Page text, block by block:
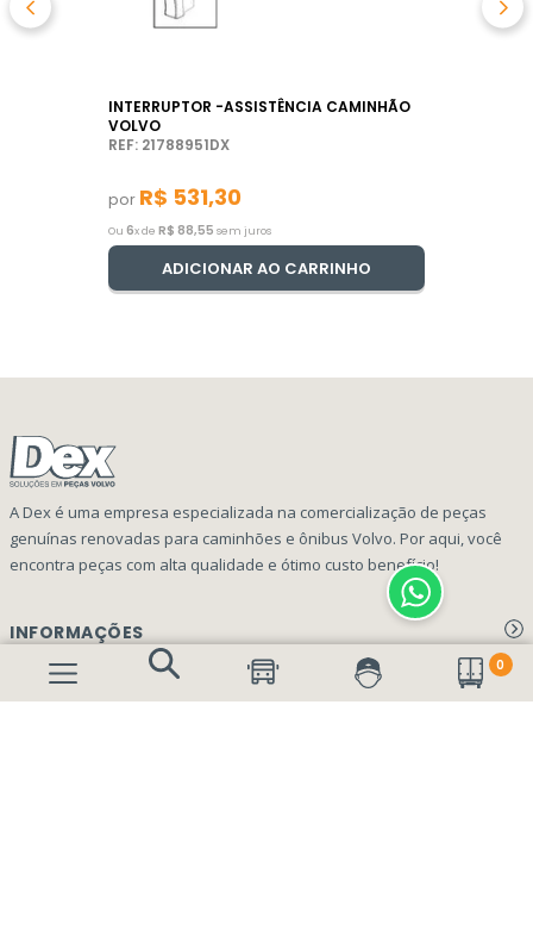
0
INTERRUPTOR -ASSISTÊNCIA CAMINHÃO
VOLVO
REF: 21788951DX
por R$ 531,30
Ou 6x de R$ 88,55 sem juros
ADICIONAR AO CARRINHO
A Dex é uma empresa especializada na comercialização de peças
genuínas renovadas para caminhões e ônibus Volvo. Por aqui, você
encontra peças com alta qualidade e ótimo custo benefício!
INFORMAÇÕES
A EMPRESA